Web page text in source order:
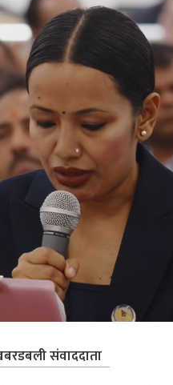
संवाददाता